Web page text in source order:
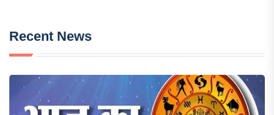
Recent News